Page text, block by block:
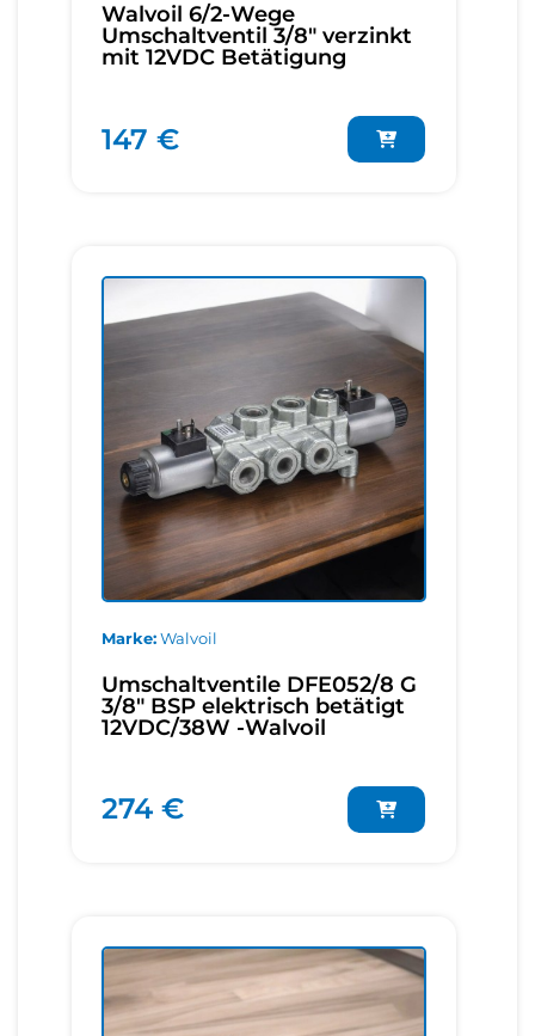
Walvoil 6/2-Wege
Umschaltventil 3/8" verzinkt
mit 12VDC Betätigung
147 €
Marke Walvoil
Umschaltventile DFE052/8 G
3/8" BSP elektrisch betätigt
12VDC/38W -Walvoil
274 €